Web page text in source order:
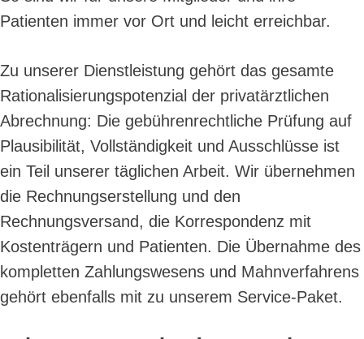
Patienten immer vor Ort und leicht erreichbar.
Zu unserer Dienstleistung gehört das gesamte
Rationalisierungspotenzial der privatärztlichen
Abrechnung: Die gebührenrechtliche Prüfung auf
Plausibilität, Vollständigkeit und Ausschlüsse ist
ein Teil unserer täglichen Arbeit. Wir übernehmen
die Rechnungserstellung und den
Rechnungsversand, die Korrespondenz mit
Kostenträgern und Patienten. Die Übernahme des
kompletten Zahlungswesens und Mahnverfahrens
gehört ebenfalls mit zu unserem Service-Paket.